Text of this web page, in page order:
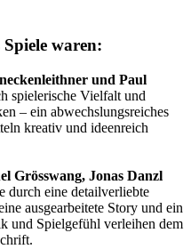
waren:
und Paul
spielerische Vielfalt und
– ein abwechslungsreiches
kreativ und ideenreich
Grösswang, Jonas Danzl
durch eine detailverliebte
ausgearbeitete Story und ein
und Spielgefühl verleihen dem